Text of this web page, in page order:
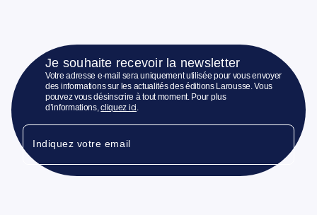
Je souhaite recevoir la newsletter
Votre adresse e-mail sera uniquement utilisée pour vous envoyer
des informations sur les actualités des éditions Larousse. Vous
pouvez vous désinscrire à tout moment. Pour plus
d’informations,cliquez ici
Indiquez votre email